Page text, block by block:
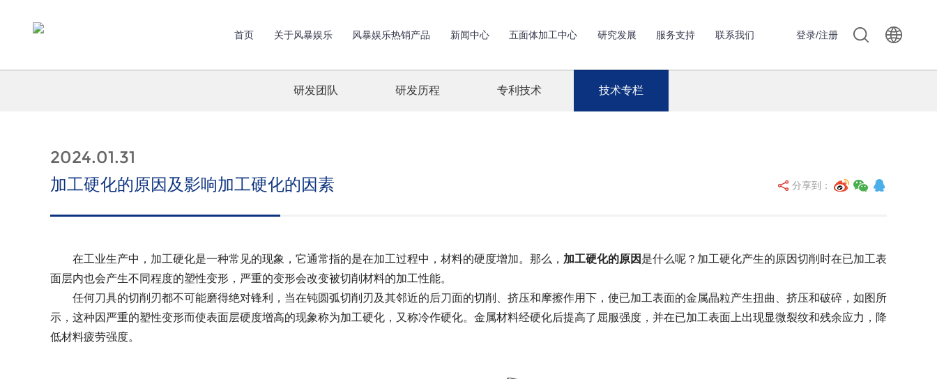
首页 关于风暴娱乐 风暴娱乐热销产品 新闻中心 五面体加工中心 研究发展 服务支持 联系我们 登录/注册
研发团队 研发历程 专利技术 技术专栏
2024.01.31
加工硬化的原因及影响加工硬化的因素 分享到：
在工业生产中，加工硬化是一种常见的现象，它通常指的是在加工过程中，材料的硬度增加。那么， 加工硬化的原因 是什么呢？加工硬化产生的原因切削时在已加工表
面层内也会产生不同程度的塑性变形，严重的变形会改变被切削材料的加工性能。
任何刀具的切削刃都不可能磨得绝对锋利，当在钝圆弧切削刃及其邻近的后刀面的切削、挤压和摩擦作用下，使已加工表面的金属晶粒产生扭曲、挤压和破碎，如图所
示，这种因严重的塑性变形而使表面层硬度增高的现象称为加工硬化，又称冷作硬化。金属材料经硬化后提高了屈服强度，并在已加工表面上出现显微裂纹和残余应力，降
低材料疲劳强度。